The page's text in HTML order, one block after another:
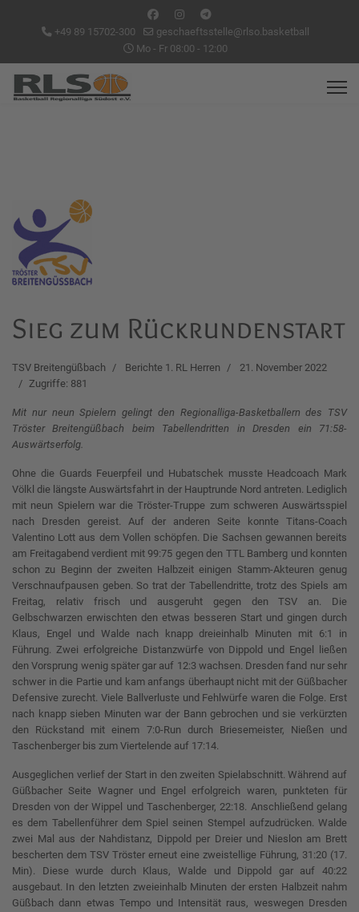
+49 89 15702-300
geschaeftsstelle@rlso.basketball
Mo - Fr 08:00 - 12:00
Sieg zum Rückrundenstart
TSV Breitengüßbach Berichte 1. RL Herren
21. November 2022
Zugriffe: 881
Mit nur neun Spielern gelingt den Regionalliga-Basketballern des TSV
Tröster Breitengüßbach beim Tabellendritten in Dresden ein 71:58-
Auswärtserfolg.
Ohne die Guards Feuerpfeil und Hubatschek musste Headcoach Mark
Völkl die längste Auswärtsfahrt in der Hauptrunde Nord antreten. Lediglich
mit neun Spielern war die Tröster-Truppe zum schweren Auswärtsspiel
nach Dresden gereist. Auf der anderen Seite konnte Titans-Coach
Valentino Lott aus dem Vollen schöpfen. Die Sachsen gewannen bereits
am Freitagabend verdient mit 99:75 gegen den TTL Bamberg und konnten
schon zu Beginn der zweiten Halbzeit einigen Stamm-Akteuren genug
Verschnaufpausen geben. So trat der Tabellendritte, trotz des Spiels am
Freitag, relativ frisch und ausgeruht gegen den TSV an. Die
Gelbschwarzen erwischten den etwas besseren Start und gingen durch
Klaus, Engel und Walde nach knapp dreieinhalb Minuten mit 6:1 in
Führung. Zwei erfolgreiche Distanzwürfe von Dippold und Engel ließen
den Vorsprung wenig später gar auf 12:3 wachsen. Dresden fand nur sehr
schwer in die Partie und kam anfangs überhaupt nicht mit der Güßbacher
Defensive zurecht. Viele Ballverluste und Fehlwürfe waren die Folge. Erst
nach knapp sieben Minuten war der Bann gebrochen und sie verkürzten
den Rückstand mit einem 7:0-Run durch Briesemeister, Nießen und
Taschenberger bis zum Viertelende auf 17:14.
Ausgeglichen verlief der Start in den zweiten Spielabschnitt. Während auf
Güßbacher Seite Wagner und Engel erfolgreich waren, punkteten für
Dresden von der Wippel und Taschenberger, 22:18. Anschließend gelang
es dem Tabellenführer dem Spiel seinen Stempel aufzudrücken. Walde
zwei Mal aus der Nahdistanz, Dippold per Dreier und Nieslon am Brett
bescherten dem TSV Tröster erneut eine zweistellige Führung, 31:20 (17.
Min). Diese wurde durch Klaus, Walde und Dippold gar auf 40:22
ausgebaut. In den letzten zweieinhalb Minuten der ersten Halbzeit nahm
Güßbach dann etwas Tempo und Intensität raus, weswegen Dresden